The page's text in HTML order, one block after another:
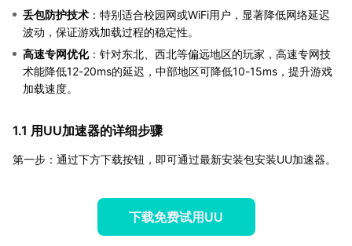
丢包防护技术 ：特别适合校园网或WiFi用户，显著降低网络延迟
波动，保证游戏加载过程的稳定性。
高速专网优化：针对东北、西北等偏远地区的玩家，高速专网技
术能降低12-20ms的延迟，中部地区可降低10-15ms，提升游戏
加载速度。
1.1 用UU加速器的详细步骤
第一步：通过下方下载按钮，即可通过最新安装包安装UU加速器。
下载免费试用UU